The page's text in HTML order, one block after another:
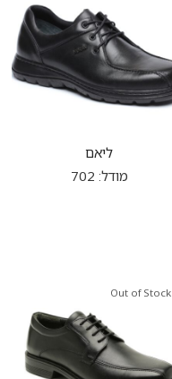
ליאם
מודל: 702
Out of Stock